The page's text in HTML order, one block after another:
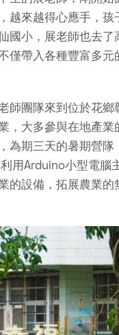
越來越得心應手，
國小，展老師也去
僅帶入各種豐富多元
師團隊來到位於花
，大多參與在地產
為期三天的暑期營
用Arduino小型電腦
的設備，拓展農業的